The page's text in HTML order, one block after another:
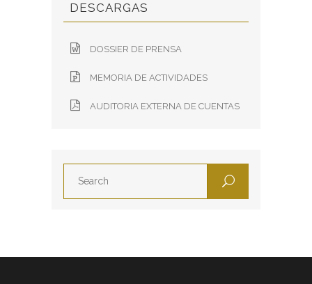
DESCARGAS
DOSSIER DE PRENSA
MEMORIA DE ACTIVIDADES
AUDITORIA EXTERNA DE CUENTAS